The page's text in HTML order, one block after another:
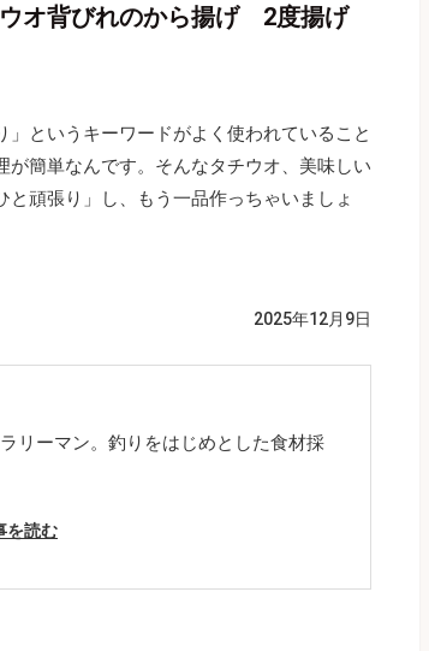
オ背びれのから揚げ 2度揚げ
というキーワードがよく使われていること
簡単なんです。そんなタチウオ、美味しい
頑張り」し、もう一品作っちゃいましょ
2025年12月9日
リーマン。釣りをはじめとした食材採
を読む